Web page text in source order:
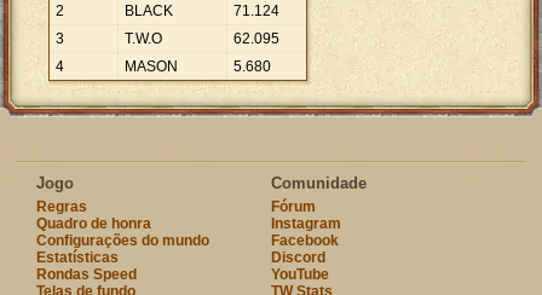
2
BLACK 71.124
3
T.W.O 62.095
4
MASON 5.680
Jogo
Regras
Quadro de honra
Configurações do mundo
Estatísticas
Rondas Speed
Comunidade
Fórum
Instagram
Facebook
Discord
YouTube